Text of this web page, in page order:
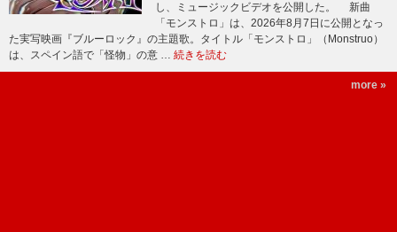
し、ミュージックビデオを公開した。 新曲
「モンストロ」は、2026年8月7日に公開となっ
た実写映画『ブルーロック』の主題歌。タイトル「モンストロ」（Monstruo）
は、スペイン語で「怪物」の意 … 続きを読む
more »